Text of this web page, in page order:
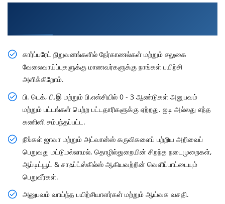
கார்ப்பரேட் நிறுவனங்களில் நேர்காணல்கள் மற்றும் சலுகை
வேலைவாய்ப்புகளுக்கு மாணவர்களுக்கு நாங்கள் பயிற்சி
அளிக்கிறோம்.
பி. டெக், பி.இ மற்றும் பி.எஸ்சியில் 0 - 3 ஆண்டுகள் அனுபவம்
மற்றும் பட்டங்கள் பெற்ற பட்டதாரிகளுக்கு ஏற்றது. ஐடி அல்லது எந்த
கணினி சம்பந்தப்பட்ட.
நீங்கள் ஜாவா மற்றும் அட்வான்ஸ் கருவிகளைப் பற்றிய அறிவைப்
பெறுவது மட்டுமல்லாமல், தொழில்துறையின் சிறந்த நடைமுறைகள்,
ஆப்டிட்யூட் & சாஃப்ட்ஸ்கில்ஸ் ஆகியவற்றின் வெளிப்பாட்டையும்
பெறுவீர்கள்.
அனுபவம் வாய்ந்த பயிற்சியாளர்கள் மற்றும் ஆய்வக வசதி.